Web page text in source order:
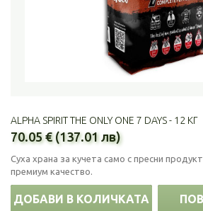
ALPHA SPIRIT THE ONLY ONE 7 DAYS - 12 КГ
70.05 € (137.01 лв)
Суха храна за кучета само с пресни
премиум качество.
ДОБАВИ В КОЛИЧКАТА